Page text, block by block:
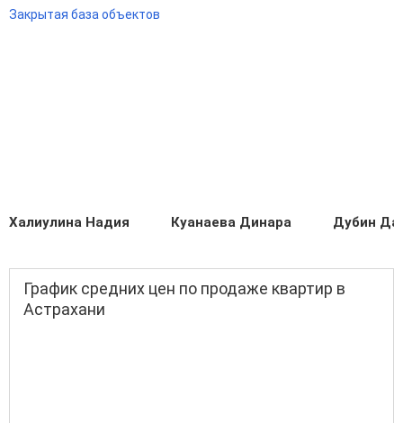
Закрытая база объектов
Халиулина Надия Куанаева Динара Дубин
График средних цен по продаже квартир в
Астрахани